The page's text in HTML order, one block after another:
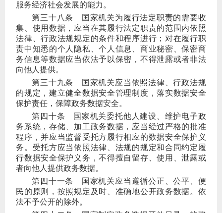
服务经济社会发展的能力。
第三十八条
国家机关为履行法定职责的需要收
集、使用数据，应当在其履行法定职责的范围内依照
法律、行政法规规定的条件和程序进行；对在履行职
责中知悉的个人隐私、个人信息、商业秘密、保密商
务信息等数据应当依法予以保密，不得泄露或者非法
向他人提供。
第三十九条
国家机关应当依照法律、行政法规
的规定，建立健全数据安全管理制度，落实数据安全
保护责任，保障政务数据安全。
第四十条 国家机关委托他人建设、维护电子政
务系统，存储、加工政务数据，应当经过严格的批准
程序，并应当监督受托方履行相应的数据安全保护义
务。受托方应当依照法律、法规的规定和合同约定履
行数据安全保护义务，不得擅自留存、使用、泄露或
者向他人提供政务数据。
第四十一条
国家机关应当遵循公正、公平、便
民的原则，按照规定及时、准确地公开政务数据。依
法不予公开的除外。